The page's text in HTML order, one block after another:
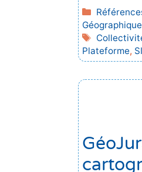
Étiquettes
Plateforme,